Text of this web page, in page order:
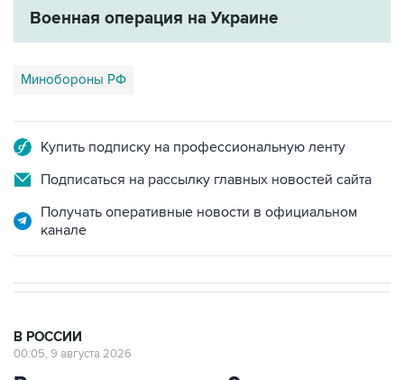
Военная операция на Украине
Минобороны РФ
Купить подписку на профессиональную ленту
Подписаться на рассылку главных новостей сайта
Получать оперативные новости в официальном
канале
В РОССИИ
00:05, 9 августа 2026